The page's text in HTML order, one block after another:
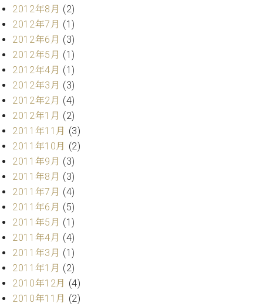
2012年8月 (2)
2012年7月 (1)
2012年6月 (3)
2012年5月 (1)
2012年4月 (1)
2012年3月 (3)
2012年2月 (4)
2012年1月 (2)
2011年11月 (3)
2011年10月 (2)
2011年9月 (3)
2011年8月 (3)
2011年7月 (4)
2011年6月 (5)
2011年5月 (1)
2011年4月 (4)
2011年3月 (1)
2011年1月 (2)
2010年12月 (4)
2010年11月 (2)